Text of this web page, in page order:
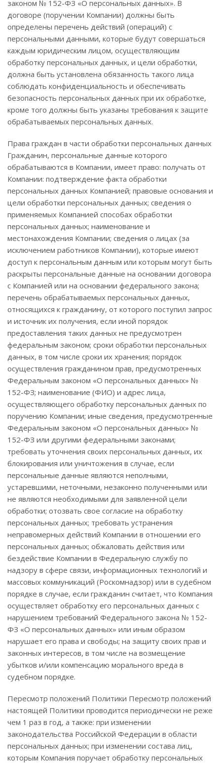
законом № 152-ФЗ «О персональных данных». В
договоре (поручении Компании) должны быть
определены перечень действий (операций) с
персональными данными, которые будут совершаться
каждым юридическим лицом, осуществляющим
обработку персональных данных, и цели обработки,
должна быть установлена обязанность такого лица
соблюдать конфиденциальность и обеспечивать
безопасность персональных данных при их обработке,
кроме того должны быть указаны требования к защите
обрабатываемых персональных данных.
Права граждан в части обработки персональных данных
Гражданин, персональные данные которого
обрабатываются в Компании, имеет право: получать от
Компании: подтверждение факта обработки
персональных данных Компанией; правовые основания и
цели обработки персональных данных; сведения о
применяемых Компанией способах обработки
персональных данных; наименование и
местонахождения Компании; сведения о лицах (за
исключением работников Компании), которые имеют
доступ к персональным данным или которым могут быть
раскрыты персональные данные на основании договора
с Компанией или на основании федерального закона;
перечень обрабатываемых персональных данных,
относящихся к гражданину, от которого поступил запрос
и источник их получения, если иной порядок
предоставления таких данных не предусмотрен
федеральным законом; сроки обработки персональных
данных, в том числе сроки их хранения; порядок
осуществления гражданином прав, предусмотренных
Федеральным законом «О персональных данных» №
152-ФЗ; наименование (ФИО) и адрес лица,
осуществляющего обработку персональных данных по
поручению Компании; иные сведения, предусмотренные
Федеральным законом «О персональных данных» №
152-ФЗ или другими федеральными законами;
требовать уточнения своих персональных данных, их
блокирования или уничтожения в случае, если
персональные данные являются неполными,
устаревшими, неточными, незаконно полученными или
не являются необходимыми для заявленной цели
обработки; отозвать свое согласие на обработку
персональных данных; требовать устранения
неправомерных действий Компании в отношении его
персональных данных; обжаловать действия или
бездействие Компании в Федеральную службу по
надзору в сфере связи, информационных технологий и
массовых коммуникаций (Роскомнадзор) или в судебном
порядке в случае, если гражданин считает, что Компания
осуществляет обработку его персональных данных с
нарушением требований Федерального закона № 152-
ФЗ «О персональных данных» или иным образом
нарушает его права и свободы; на защиту своих прав и
законных интересов, в том числе на возмещение
убытков и/или компенсацию морального вреда в
судебном порядке.
Пересмотр положений Политики Пересмотр положений
настоящей Политики проводится периодически не реже
чем 1 раз в год, а также: при изменении
законодательства Российской Федерации в области
персональных данных; при изменении состава лиц,
которым Компания поручает обработку персональных